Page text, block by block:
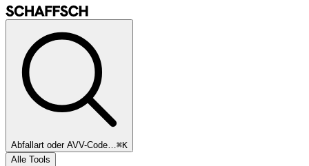
Abfallart oder AVV-Code…⌘K
Alle Tools